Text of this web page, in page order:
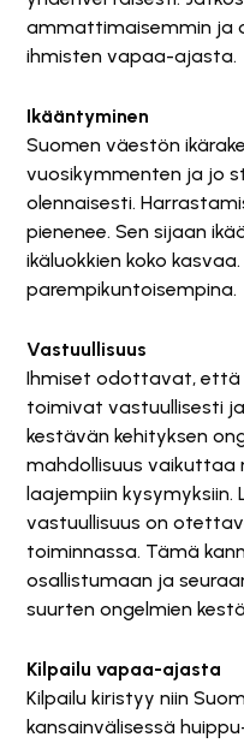
ammattimaisemmin ja
ihmisten vapaa-ajasta.
Ikääntyminen
Suomen väestön
vuosikymmenten ja jo
olennaisesti.
pienenee. Sen sijaan
ikäluokkien koko
parempikuntoisempina.
Vastuullisuus
Ihmiset odottavat,
toimivat vastuullisesti
kestävän kehityksen
mahdollisuus
laajempiin kysymyksiin.
vastuullisuus on
toiminnassa. Tämä
osallistumaan ja
suurten ongelmien
Kilpailu vapaa-ajasta
Kilpailu kiristyy niin
kansainvälisessä